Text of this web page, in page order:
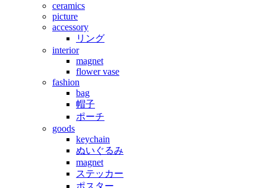
ceramics
picture
accessory
リング
interior
magnet
flower vase
fashion
bag
帽子
ポーチ
goods
keychain
ぬいぐるみ
magnet
ステッカー
ポスター